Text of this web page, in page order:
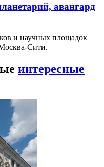
авангард
и научных площадок
Сити.
интересные